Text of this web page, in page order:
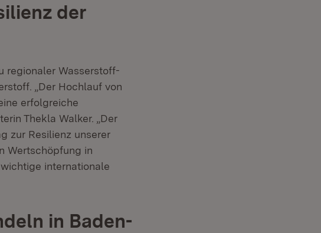
der
regionaler Wasserstoff-
„Der Hochlauf von
in neuem Fenster)
erfolgreiche
Thekla Walker. „Der
zur Resilienz unserer
Wertschöpfung in
internationale
in Baden-